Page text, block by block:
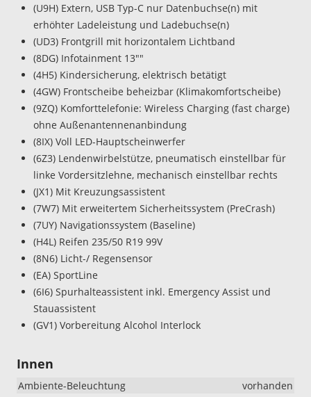
(U9H) Extern, USB Typ-C nur Datenbuchse(n) mit
erhöhter Ladeleistung und Ladebuchse(n)
(UD3) Frontgrill mit horizontalem Lichtband
(8DG) Infotainment 13""
(4H5) Kindersicherung, elektrisch betätigt
(4GW) Frontscheibe beheizbar (Klimakomfortscheibe)
(9ZQ) Komforttelefonie: Wireless Charging (fast charge)
ohne Außenantennenanbindung
(8IX) Voll LED-Hauptscheinwerfer
(6Z3) Lendenwirbelstütze, pneumatisch einstellbar für
linke Vordersitzlehne, mechanisch einstellbar rechts
(JX1) Mit Kreuzungsassistent
(7W7) Mit erweitertem Sicherheitssystem (PreCrash)
(7UY) Navigationssystem (Baseline)
(H4L) Reifen 235/50 R19 99V
(8N6) Licht-/ Regensensor
(EA) SportLine
(6I6) Spurhalteassistent inkl. Emergency Assist und
Stauassistent
(GV1) Vorbereitung Alcohol Interlock
Innen
Ambiente-Beleuchtung
vorhanden